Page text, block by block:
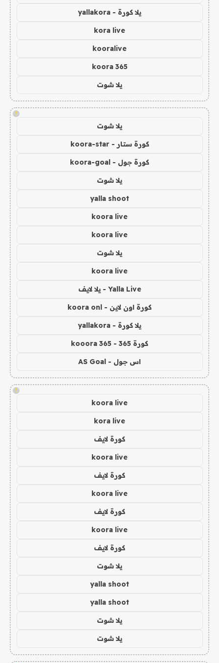
يلا كورة - yallakora
kora live
kooralive
koora 365
يلا شوت
!
يلا شوت
كورة ستار - koora-star
كورة جول - koora-goal
يلا شوت
yalla shoot
koora live
koora live
يلا شوت
koora live
Yalla Live - يلا لايف
كورة اون لاين - koora onl
يلا كورة - yallakora
كورة 365 - kooora 365
اس جول - AS Goal
!
koora live
kora live
كورة لايف
koora live
كورة لايف
koora live
كورة لايف
koora live
كورة لايف
يلا شوت
yalla shoot
yalla shoot
يلا شوت
يلا شوت